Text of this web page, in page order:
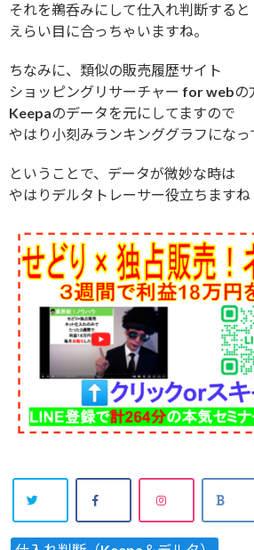
それを鵜呑みにして仕入れ判断すると
えらい目に合っちゃいますね。
ちなみに、類似の販売履歴サイト
ショッピングリサーチャー for webの
Keepaのデータを元にしてますので
やはり小刻みランキンググラフになっ
ということで、データが微妙な時は
やはりデルタトレーサー役立ちますね